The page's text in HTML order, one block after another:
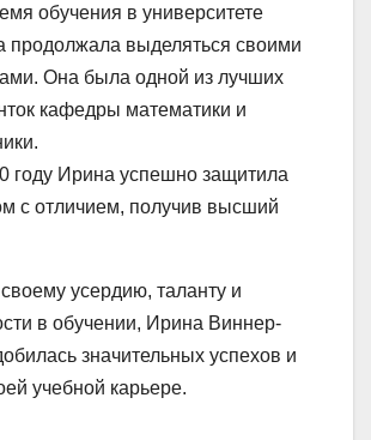
обучения в университете
продолжала выделяться своими
Она была одной из лучших
кафедры математики и
году Ирина успешно защитила
с отличием, получив высший
усердию, таланту и
в обучении, Ирина Виннер-
значительных успехов и
учебной карьере.